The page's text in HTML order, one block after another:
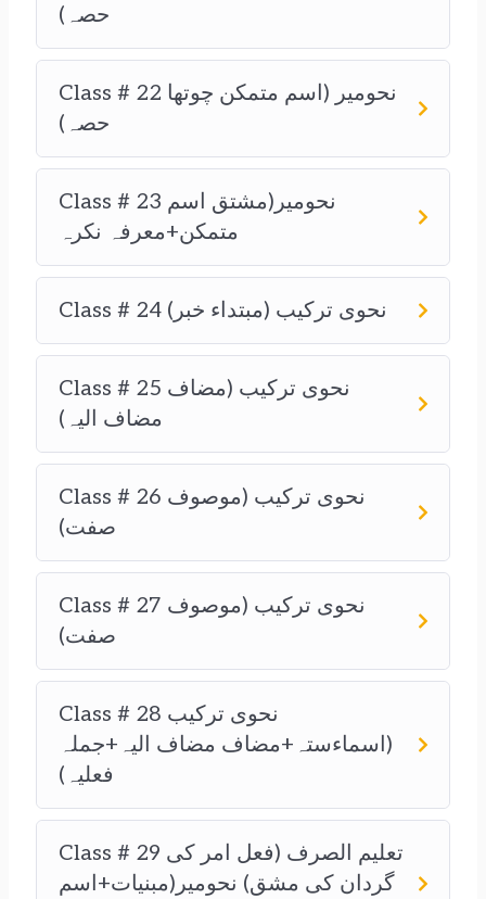
حصہ)
Class # 22 نحومیر (اسم متمکن چوتھا
حصہ)
Class # 23 نحومیر(مشتق اسم
متمکن+معرفہ نکرہ
Class # 24 نحوی ترکیب (مبتداء خبر)
Class # 25 نحوی ترکیب (مضاف
مضاف الیہ)
Class # 26 نحوی ترکیب (موصوف
صفت)
Class # 27 نحوی ترکیب (موصوف
صفت)
Class # 28 نحوی ترکیب
(اسماءستہ+مضاف مضاف الیہ+جملہ
فعلیہ)
Class # 29 تعلیم الصرف (فعل امر کی
گردان کی مشق) نحومیر(مبنیات+اسم